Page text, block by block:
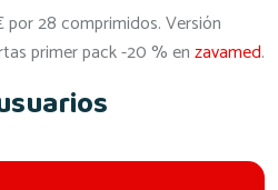
28 comprimidos. Versión
primer pack -20 % enzavamed.